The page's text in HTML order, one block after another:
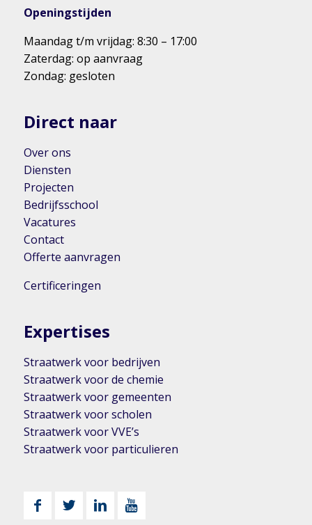
Openingstijden
Maandag t/m vrijdag: 8:30 – 17:00
Zaterdag: op aanvraag
Zondag: gesloten
Direct naar
Over ons
Diensten
Projecten
Bedrijfsschool
Vacatures
Contact
Offerte aanvragen
Certificeringen
Expertises
Straatwerk voor bedrijven
Straatwerk voor de chemie
Straatwerk voor gemeenten
Straatwerk voor scholen
Straatwerk voor VVE’s
Straatwerk voor particulieren